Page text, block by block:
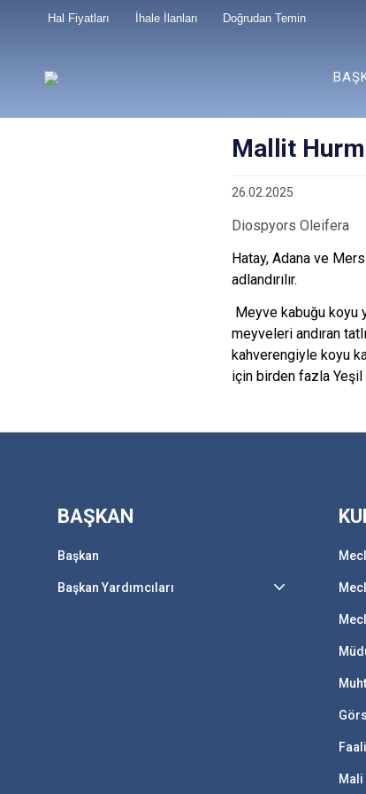
Hal Fiyatları İhale İlanları Doğrudan Temin
Mallit
26.02.2025
Diospyors Oleifera
Hatay, Adana ve
adlandırılır.
Meyve kabuğu koyu
meyveleri andıran
kahverengiyle koyu
için birden fazla Yeşil
BAŞKAN
Başkan
Başkan Yardımcıları
Mali